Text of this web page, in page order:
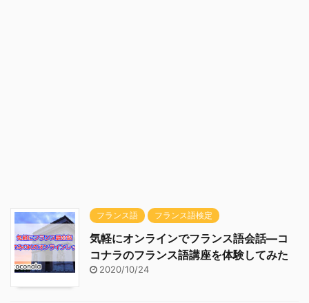
フランス語 フランス語検定
気軽にオンラインでフランス語会話―コ
コナラのフランス語講座を体験してみた
2020/10/24